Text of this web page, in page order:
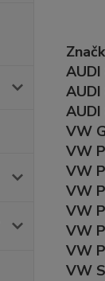
VW
VW
VW
VW
VW
VW
VW
VW